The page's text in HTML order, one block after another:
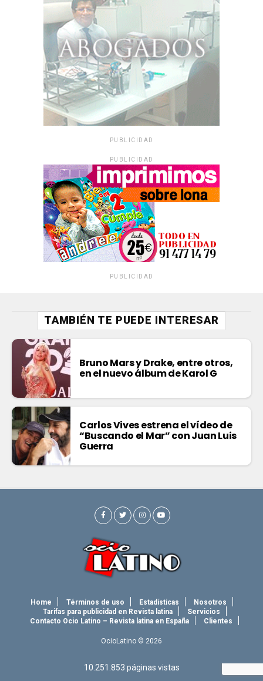
PUBLICIDAD
PUBLICIDAD
PUBLICIDAD
TAMBIÉN TE PUEDE INTERESAR
Bruno Mars y Drake, entre otros,
en el nuevo álbum de Karol G
Carlos Vives estrena el vídeo de
“Buscando el Mar” con Juan Luis
Guerra
Home Términos de uso Estadísticas
Nosotros
Tarifas para publicidad en Revista latina
Servicios
Contacto Ocio Latino – Revista latina en España
Clientes
OcioLatino © 2026
10.251.853 páginas vistas